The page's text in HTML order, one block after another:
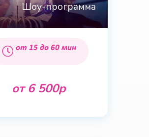
Шоу-программа
от 15 до 60 мин
от 6 500р